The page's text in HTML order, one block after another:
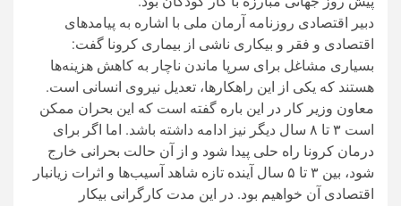
دبیر اقتصادی روزنامه آرمان ملی با اشاره به پیامدهای
اقتصادی و فقر و بیکاری ناشی از بیماری کرونا گفت:
بسیاری مشاغل برای سرپا ماندن ناچار به کاهش هزینه‌ها
هستند که یکی از این راهکارها، تعدیل نیروی انسانی است.
معاون وزیر کار در این باره گفته است که این بحران ممکن
است ۳ تا ۸ سال دیگر نیز ادامه داشته باشد. اما اگر برای
درمان کرونا راه حلی پیدا شود و از آن حالت بحرانی خارج
شود، بین ۳ تا ۵ سال آینده تازه شاهد آسیب‌ها و اثرات زیانبار
اقتصادی آن خواهیم بود. در این مدت کارگرانی بیکار